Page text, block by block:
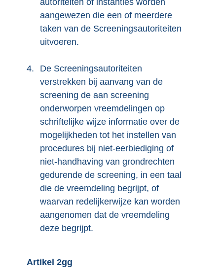
autoriteiten of instanties worden
aangewezen die een of meerdere
taken van de Screeningsautoriteiten
uitvoeren.
4.
De Screeningsautoriteiten
verstrekken bij aanvang van de
screening de aan screening
onderworpen vreemdelingen op
schriftelijke wijze informatie over de
mogelijkheden tot het instellen van
procedures bij niet-eerbiediging of
niet-handhaving van grondrechten
gedurende de screening, in een taal
die de vreemdeling begrijpt, of
waarvan redelijkerwijze kan worden
aangenomen dat de vreemdeling
deze begrijpt.
Artikel 2gg